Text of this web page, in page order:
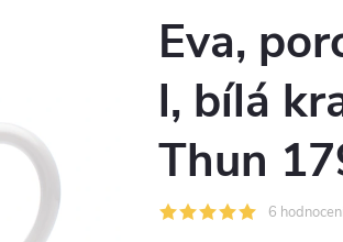
Eva,
l, bílá
Thun
6